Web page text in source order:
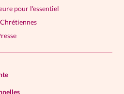
pour l'essentiel